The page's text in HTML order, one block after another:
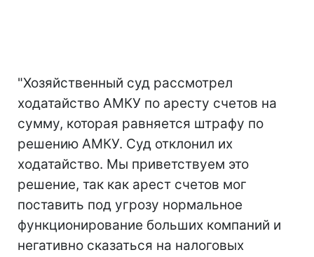
"Хозяйственный суд рассмотрел
ходатайство АМКУ по аресту счетов на
сумму, которая равняется штрафу по
решению АМКУ. Суд отклонил их
ходатайство. Мы приветствуем это
решение, так как арест счетов мог
поставить под угрозу нормальное
функционирование больших компаний и
негативно сказаться на налоговых